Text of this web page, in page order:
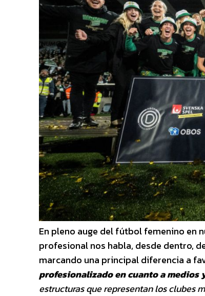
En pleno auge del fútbol femenino en
profesional nos habla, desde dentro,
marcando una principal diferencia a
profesionalizado en cuanto a medios
estructuras querepresentan los clubes